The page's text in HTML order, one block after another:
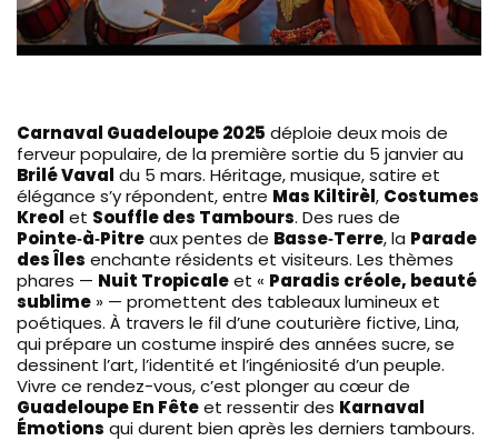
Carnaval Guadeloupe 2025 déploie deux mois de
ferveur populaire, de la première sortie du 5 janvier au
Brilé Vaval du 5 mars. Héritage, musique, satire et
élégance s’y répondent, entre Mas Kiltirèl, Costumes
Kreol et Souffle des Tambours. Des rues de
Pointe‑à‑Pitreaux pentes de Basse‑Terre, la Parade
des Îles enchante résidents et visiteurs. Les thèmes
phares — Nuit Tropicaleet « Paradis créole, beauté
sublime » — promettent des tableaux lumineux et
poétiques. À travers le fil d’une couturière fictive, Lina,
qui prépare un costume inspiré des années sucre, se
dessinent l’art, l’identité et l’ingéniosité d’un peuple.
Vivre ce rendez-vous, c’est plonger au cœur de
Guadeloupe En Fêteet ressentir des Karnaval
Émotions qui durent bien après les derniers tambours.